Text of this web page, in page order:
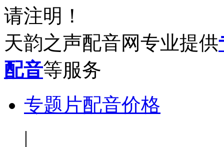
请注明！
天韵之声配音网专业提供
配音等服务
专题片配音价格
|